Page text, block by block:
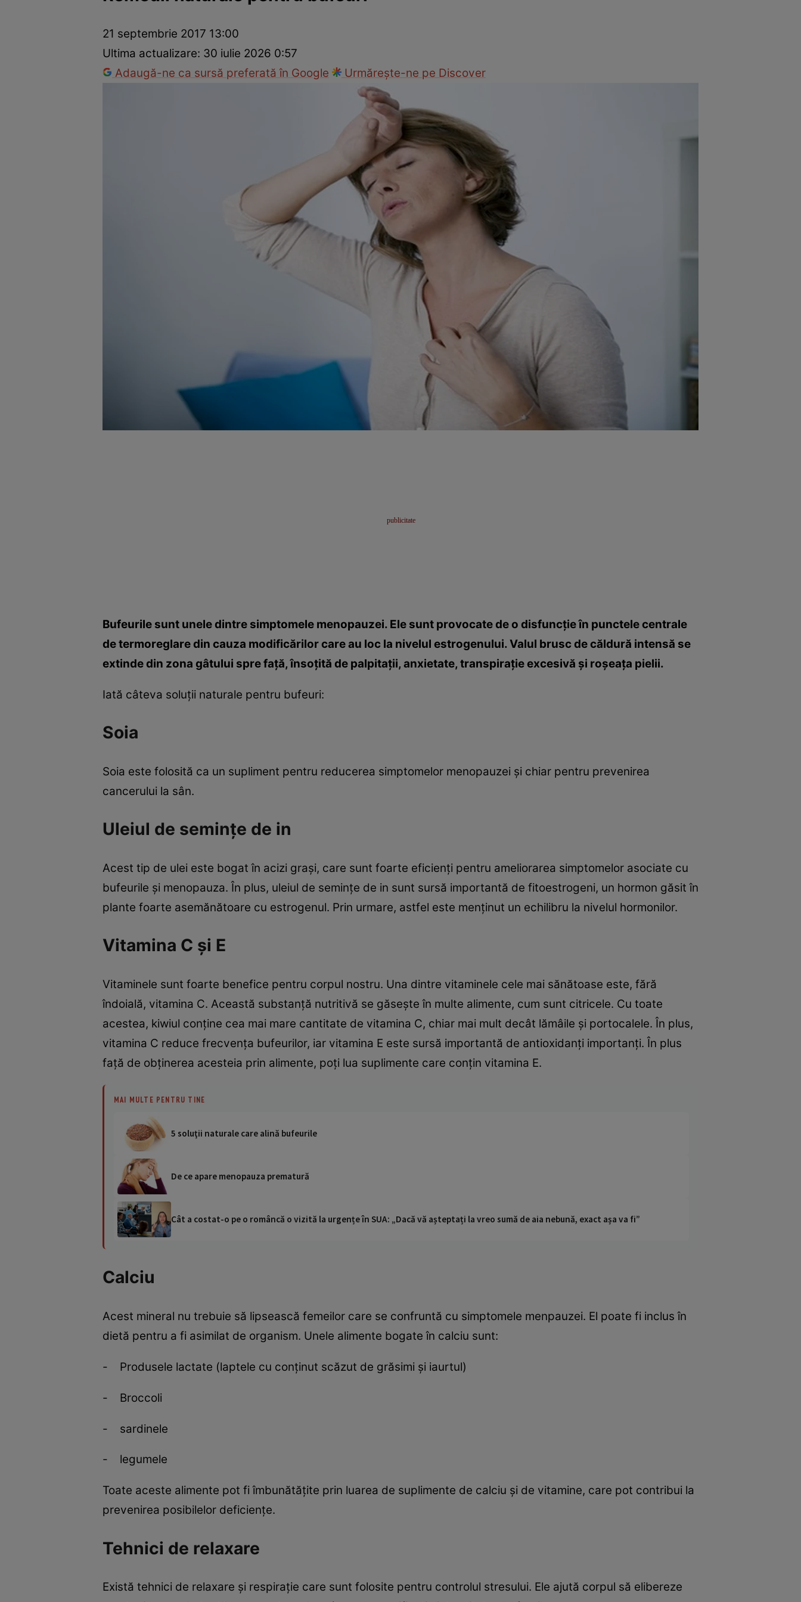
Dezvoltare personalăÎngrijire personalăCasă și grădină
21 septembrie 2017 13:00
Ultima actualizare: 30 iulie 2026 0:57
Adaugă-ne ca sursă preferată în Google
Urmărește-ne pe Discover
Bufeurile sunt unele dintre simptomele menopauzei. Ele sunt provocate de o disfuncţie în punctele centrale
de termoreglare din cauza modificărilor care au loc la nivelul estrogenului. Valul brusc de căldură intensă se
extinde din zona gâtului spre faţă, însoţită de palpitaţii, anxietate, transpiraţie excesivă şi roşeaţa pielii.
Iată câteva soluţii naturale pentru bufeuri:
Soia
Soia este folosită ca un supliment pentru reducerea simptomelor menopauzei şi chiar pentru prevenirea
cancerului la sân.
Uleiul de seminţe de in
Acest tip de ulei este bogat în acizi graşi, care sunt foarte eficienţi pentru ameliorarea simptomelor asociate cu
bufeurile şi menopauza. În plus, uleiul de seminţe de in sunt sursă importantă de fitoestrogeni, un hormon găsit în
plante foarte asemănătoare cu estrogenul. Prin urmare, astfel este menţinut un echilibru la nivelul hormonilor.
Vitamina C şi E
Vitaminele sunt foarte benefice pentru corpul nostru. Una dintre vitaminele cele mai sănătoase este, fără
îndoială, vitamina C. Această substanţă nutritivă se găseşte în multe alimente, cum sunt citricele. Cu toate
acestea, kiwiul conţine cea mai mare cantitate de vitamina C, chiar mai mult decât lămâile şi portocalele. În plus,
vitamina C reduce frecvenţa bufeurilor, iar vitamina E este sursă importantă de antioxidanţi importanţi. În plus
faţă de obţinerea acesteia prin alimente, poţi lua suplimente care conţin vitamina E.
MAI MULTE PENTRU TINE
5 soluţii naturale care alină bufeurile
De ce apare menopauza prematură
Cât a costat-o pe o româncă o vizită la urgențe în SUA: „Dacă vă așteptați la vreo sumă de aia nebună, exact așa va fi”
Calciu
Acest mineral nu trebuie să lipsească femeilor care se confruntă cu simptomele menpauzei. El poate fi inclus în
dietă pentru a fi asimilat de organism. Unele alimente bogate în calciu sunt:
- Produsele lactate (laptele cu conţinut scăzut de grăsimi şi iaurtul)
- Broccoli
- sardinele
- legumele
Toate aceste alimente pot fi îmbunătăţite prin luarea de suplimente de calciu şi de vitamine, care pot contribui la
prevenirea posibilelor deficienţe.
Tehnici de relaxare
Există tehnici de relaxare şi respiraţie care sunt folosite pentru controlul stresului. Ele ajută corpul să elibereze